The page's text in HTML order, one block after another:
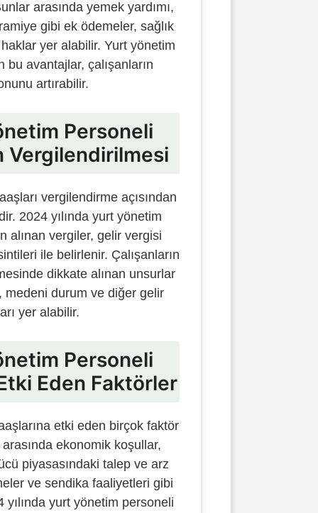
arasında yemek yardımı,
gibi ek ödemeler, sağlık
yer alabilir. Yurt yönetim
avantajlar, çalışanların
artırabilir.
Personeli
Vergilendirilmesi
vergilendirme açısından
2024 yılında yurt yönetim
alınan vergiler, gelir vergisi
ile belirlenir. Çalışanların
dikkate alınan unsurlar
medeni durum ve diğer gelir
yer alabilir.
Personeli
Eden Faktörler
etki eden birçok faktör
ekonomik koşullar,
piyasasındaki talep ve arz
ve sendika faaliyetleri gibi
yurt yönetim personeli